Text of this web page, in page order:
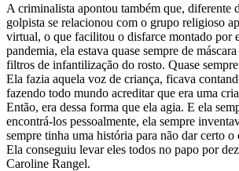
A criminalista apontou também que, diferente
golpista se relacionou com o grupo religioso
virtual, o que facilitou o disfarce montado por
pandemia, ela estava quase sempre de
filtros de infantilização do rosto. Quase
Ela fazia aquela voz de criança, ficava
fazendo todo mundo acreditar que era uma
Então, era dessa forma que ela agia. E ela
encontrá-los pessoalmente, ela sempre
sempre tinha uma história para não dar certo o
Ela conseguiu levar eles todos no papo por
Caroline Rangel.